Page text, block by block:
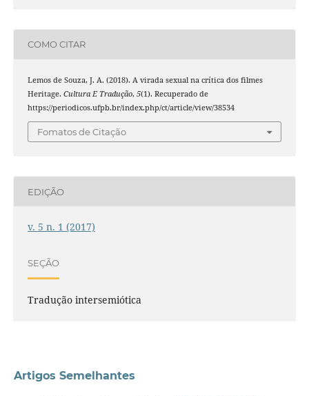
COMO CITAR
Lemos de Souza, J. A. (2018). A virada sexual na crítica dos filmes
Heritage. Cultura E Tradução, 5(1). Recuperado de
https://periodicos.ufpb.br/index.php/ct/article/view/38534
Fomatos de Citação
EDIÇÃO
v. 5 n. 1 (2017)
SEÇÃO
Tradução intersemiótica
Artigos Semelhantes